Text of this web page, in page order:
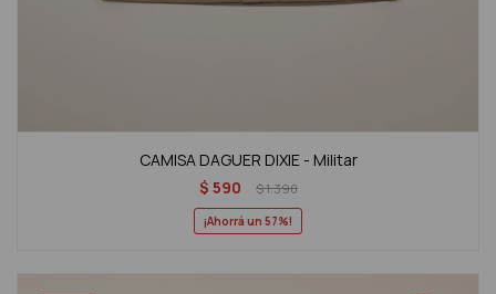
CAMISA DAGUER DIXIE - Militar
$ 590 $1.390
57